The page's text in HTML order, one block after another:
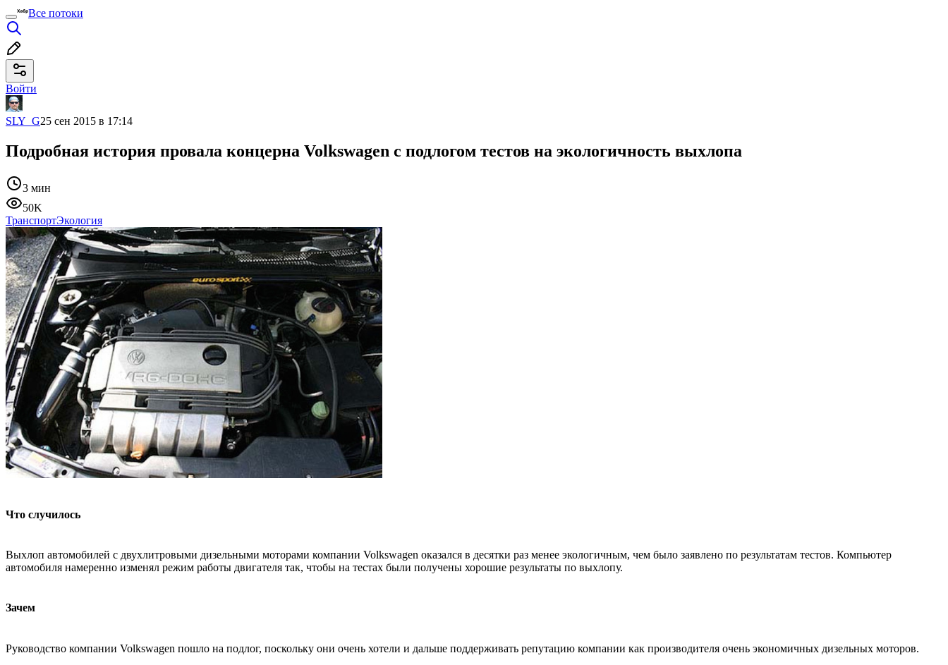
Все потоки
Войти
SLY_G25 сен 2015 в 17:14
Подробная история провала концерна Volkswagen с подлогом тестов на экологичность выхлопа
3 мин
50K
ТранспортЭкология
Что случилось
Выхлоп автомобилей с двухлитровыми дизельными моторами компании Volkswagen оказался в десятки раз менее экологичным, чем было заявлено по результатам тестов. Компьютер
автомобиля намеренно изменял режим работы двигателя так, чтобы на тестах были получены хорошие результаты по выхлопу.
Зачем
Руководство компании Volkswagen пошло на подлог, поскольку они очень хотели и дальше поддерживать репутацию компании как производителя очень экономичных дизельных моторов.